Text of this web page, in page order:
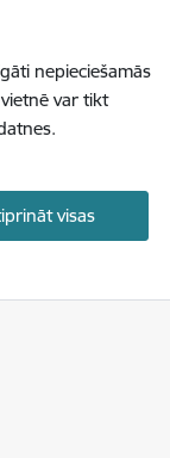
nepieciešamās
var tikt
visas